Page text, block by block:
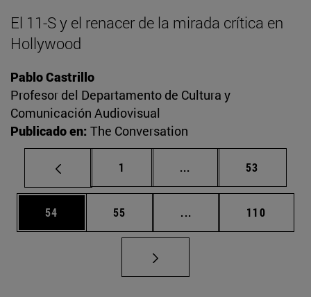
El 11-S y el renacer de la mirada crítica en
Hollywood
Pablo Castrillo
Profesor del Departamento de Cultura y
Comunicación Audiovisual
Publicado en: The Conversation
Página
1 ... Páginas intermedias
Página
53
Página
54 Página
55 ... Páginas intermedias
Página
110